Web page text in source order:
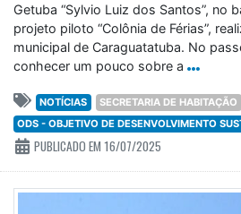
Getuba “Sylvio Luiz dos Santos”, no
projeto piloto “Colônia de Férias”,
municipal de Caraguatatuba. No
conhecer um pouco sobre a
NOTÍCIAS
SECRETARIA DE HABITAÇÃO
ODS - OBJETIVO DE DESENVOLVIMENTO
PUBLICADO EM 16/07/2025